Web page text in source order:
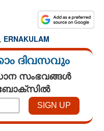
, ERNAKULAM
ദിവസവും
സംഭവങ്ങൾ